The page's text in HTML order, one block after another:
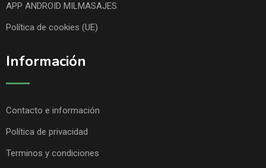
APP ANDROID MILMASAJES
Política de cookies (UE)
Información
Contacto e información
Política de privacidad
Terminos y condiciones